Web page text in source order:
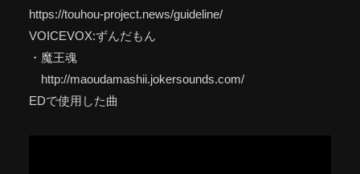
https://touhou-project.news/guideline/
VOICEVOX:ずんだもん
・魔王魂
http://maoudamashii.jokersounds.com/
EDで使用した曲